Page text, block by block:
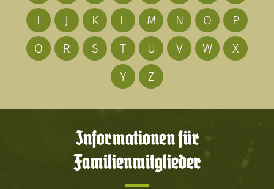
I
J K L M N O
P
Q
R S T U V W
X
Y
Z
Informationen für
Familienmitglieder